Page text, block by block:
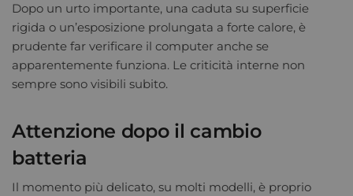
Dopo un urto importante, una caduta su superficie
rigida o un’esposizione prolungata a forte calore, è
prudente far verificare il computer anche se
apparentemente funziona. Le criticità interne non
sempre sono visibili subito.
Attenzione dopo il cambio
batteria
Il momento più delicato, su molti modelli, è proprio